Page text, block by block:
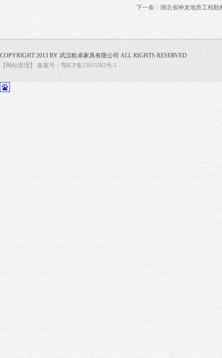
下一条： 湖北省神龙地质工程勘
COPYRIGHT 2013 BY 武汉欧卓家具有限公司 ALL RIGHTS RESERVED
【网站管理】
备案号：鄂ICP备13015582号-1